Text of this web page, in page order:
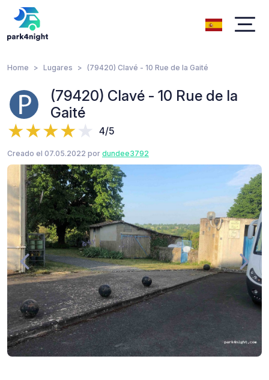
Home Lugares (79420) Clavé - 10 Rue de la Gaité
(79420) Clavé - 10 Rue de la
Gaité
4/5
Creado el 07.05.2022 por dundee3792